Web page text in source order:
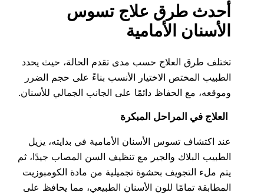
أحدث طرق علاج تسوس
الأسنان الأمامية
تختلف طرق العلاج حسب مدى تقدم الحالة، حيث يحدد
الطبيب المختص الاختيار الأنسب بناءً على حجم الضرر
وموقعه، مع الحفاظ دائمًا على الجانب الجمالي للأسنان.
العلاج في المراحل المبكرة
عند اكتشاف تسوس الأسنان الأمامية في بدايته، يزيل
الطبيب البلاك والجير مع تنظيف السن المصاب جيدًا، ثم
يتم ملء التجويف بحشوة تجميلية من مادة الكومبوزيت
المطابقة تمامًا للون الأسنان الطبيعي، مما يحافظ على